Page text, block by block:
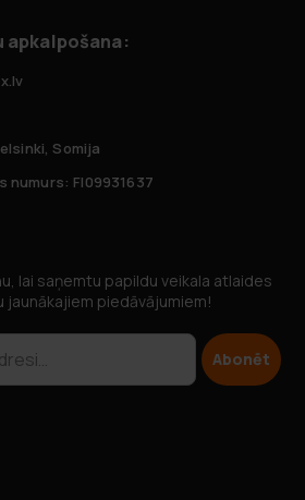
apkalpošana:
Somija
numurs: FI09931637
lai saņemtu papildu veikala atlaides
jaunākajiem piedāvājumiem!
Abonēt